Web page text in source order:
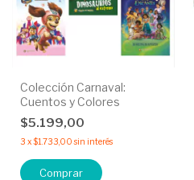
Colección Carnaval:
Cuentos y Colores
$5.199,00
3 x$1.733,00 sin interés
Comprar